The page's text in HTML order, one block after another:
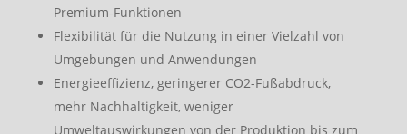
Premium-Funktionen
Flexibilität für die Nutzung in einer Vielzahl von
Umgebungen und Anwendungen
Energieeffizienz, geringerer CO2-Fußabdruck,
mehr Nachhaltigkeit, weniger
Umweltauswirkungen von der Produktion bis zum